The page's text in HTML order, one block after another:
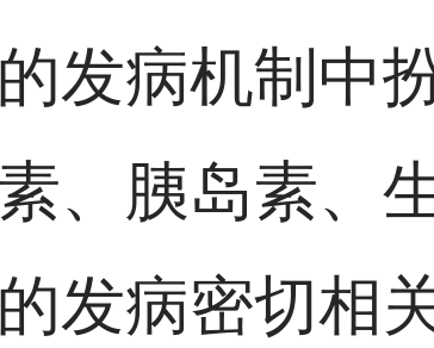
发病机制中
、胰岛素、
发病密切相关